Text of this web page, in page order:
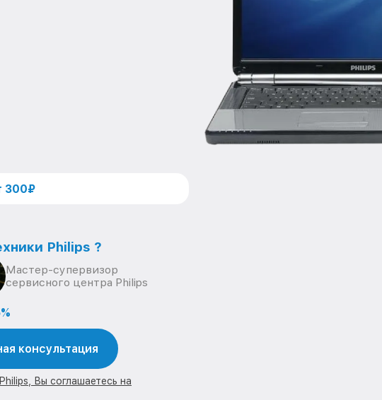
300₽
Philips ?
Мастер-супервизор
сервисного центра Philips
консультация
Вы соглашаетесь на